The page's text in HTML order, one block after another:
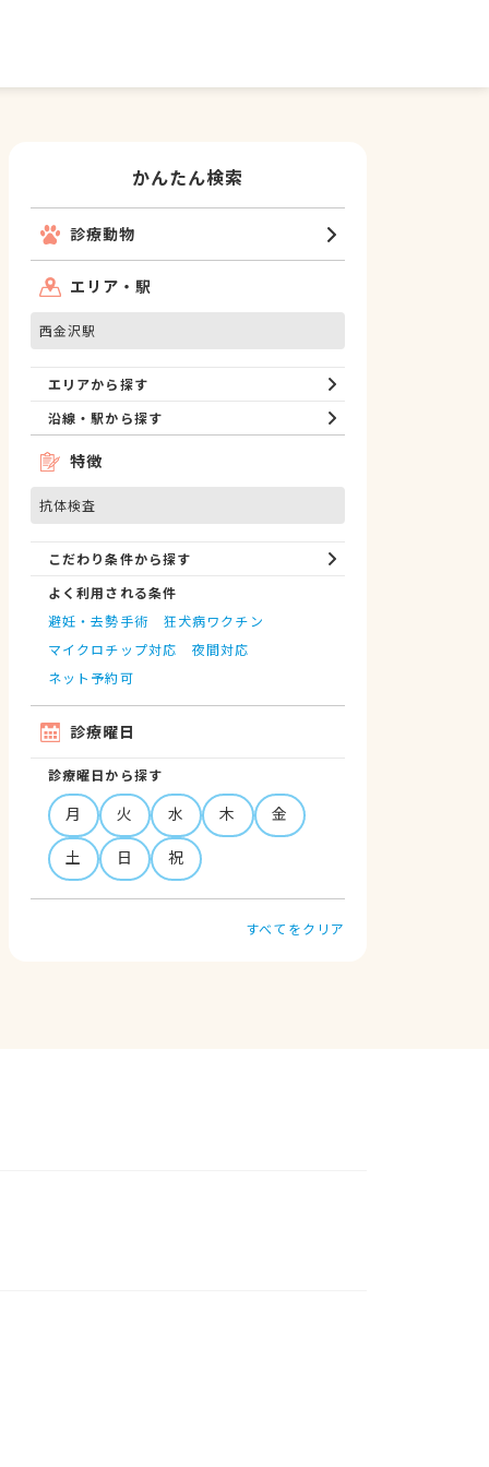
かんたん検索
診療動物
エリア・駅
西金沢駅
エリアから探す
沿線・駅から探す
特徴
抗体検査
こだわり条件から探す
よく利用される条件
避妊・去勢手術
狂犬病ワクチン
マイクロチップ対応
夜間対応
ネット予約可
診療曜日
診療曜日から探す
月 火 水 木
金
土
日 祝
すべてをクリア